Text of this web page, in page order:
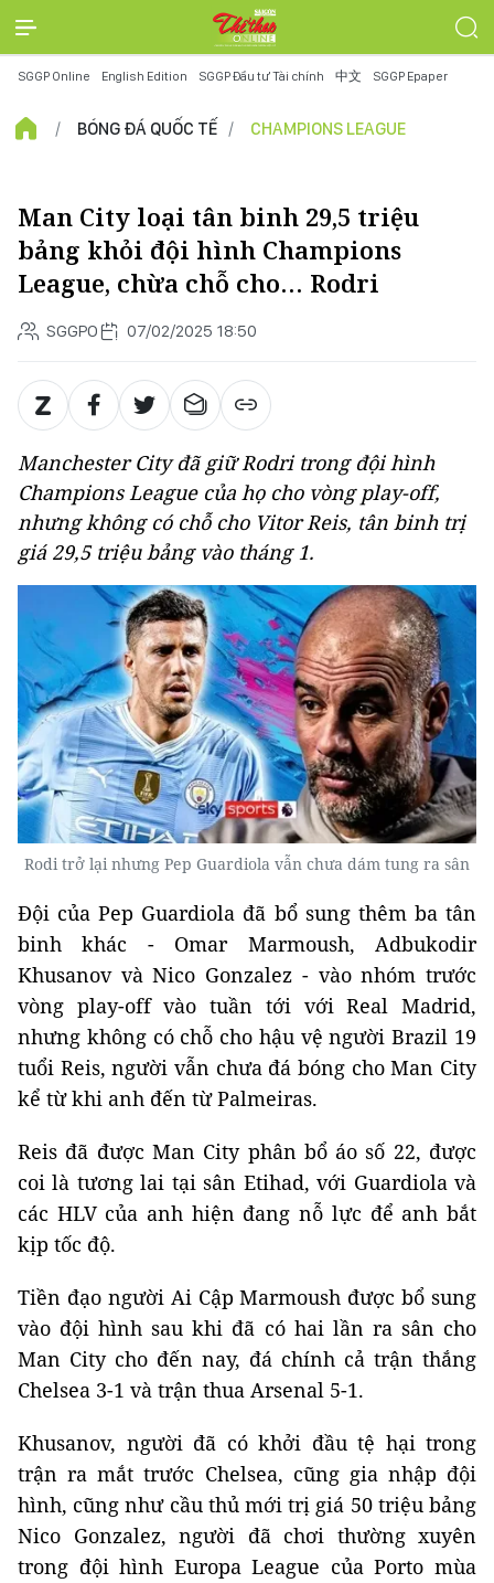
SGGP Online English Edition SGGP Đầu tư Tài chính 中文 SGGP Epaper
BÓNG ĐÁ QUỐC TẾ CHAMPIONS LEAGUE
Man City loại tân binh 29,5 triệu
bảng khỏi đội hình Champions
League, chừa chỗ cho… Rodri
SGGPO 07/02/2025 18:50
Manchester City đã giữ Rodri trong đội hình
Champions League của họ cho vòng play-off,
nhưng không có chỗ cho Vitor Reis, tân binh trị
giá 29,5 triệu bảng vào tháng 1.
Rodi trở lại nhưng Pep Guardiola vẫn chưa dám tung ra sân
Đội của Pep Guardiola đã bổ sung thêm ba tân
binh khác - Omar Marmoush, Adbukodir
Khusanov và Nico Gonzalez - vào nhóm trước
vòng play-off vào tuần tới với Real Madrid,
nhưng không có chỗ cho hậu vệ người Brazil 19
tuổi Reis, người vẫn chưa đá bóng cho Man City
kể từ khi anh đến từ Palmeiras.
Reis đã được Man City phân bổ áo số 22, được
coi là tương lai tại sân Etihad, với Guardiola và
các HLV của anh hiện đang nỗ lực để anh bắt
kịp tốc độ.
Tiền đạo người Ai Cập Marmoush được bổ sung
vào đội hình sau khi đã có hai lần ra sân cho
Man City cho đến nay, đá chính cả trận thắng
Chelsea 3-1 và trận thua Arsenal 5-1.
Khusanov, người đã có khởi đầu tệ hại trong
trận ra mắt trước Chelsea, cũng gia nhập đội
hình, cũng như cầu thủ mới trị giá 50 triệu bảng
Nico Gonzalez, người đã chơi thường xuyên
trong đội hình Europa League của Porto mùa